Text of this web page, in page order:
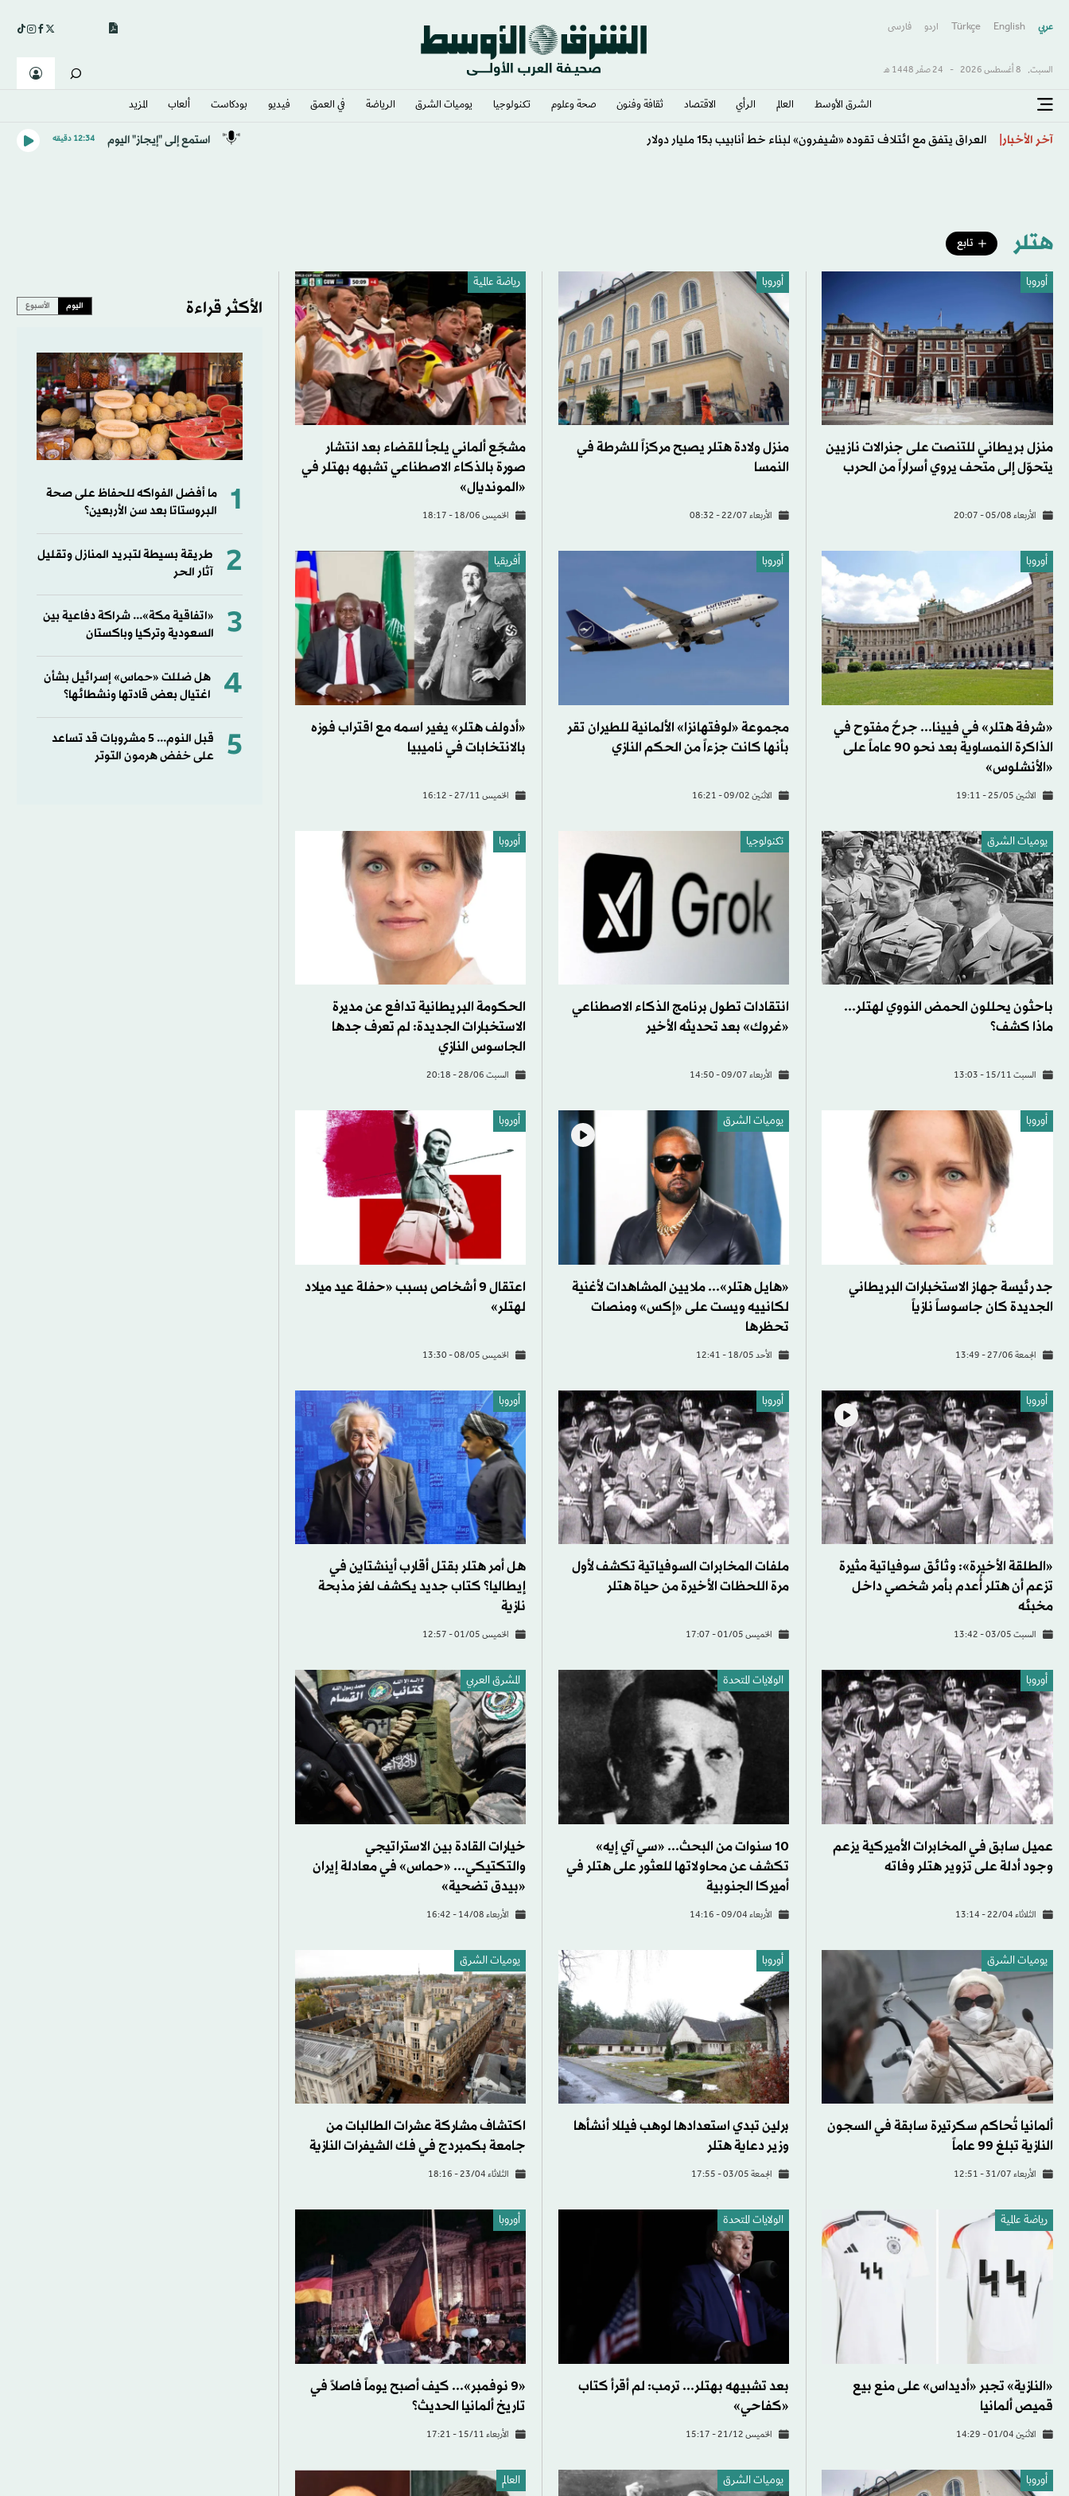
عربي English
Türkçe اردو فارسى
السبت, 8 أغسطس 2026 - 24 صفَر 1448 هـ
الشرق الأوسط​ العالم الرأي الاقتصاد ثقافة وفنون صحة وعلوم تكنولوجيا يوميات الشرق​ الرياضة في العمق فيديو بودكاست ألعاب المزيد
آخر الأخبار عراقجي: إعادة فتح مضيق هرمز تعتمد على شروط مثل التعويض عن الانتهاكات الأميركية استمع إلى "إيجاز" اليوم 12:34 دقيقه
هتلر تابع
أوروبا
منزل بريطاني للتنصت على جنرالات نازيين
يتحوّل إلى متحف يروي أسراراً من الحرب
الأربعاء 05/08 - 20:07
أوروبا
منزل ولادة هتلر يصبح مركزاً للشرطة في
النمسا
الأربعاء 22/07 - 08:32
رياضة عالمية
مشجّع ألماني يلجأ للقضاء بعد انتشار
صورة بالذكاء الاصطناعي تشبهه بهتلر في
«المونديال»
الخميس 18/06 - 18:17
أوروبا
«شرفة هتلر» في فيينا... جرحٌ مفتوح في
الذاكرة النمساوية بعد نحو 90 عاماً على
«الأنشلوس»
الاثنين 25/05 - 19:11
أوروبا
مجموعة «لوفتهانزا» الألمانية للطيران تقر
بأنها كانت جزءاً من الحكم النازي
الاثنين 09/02 - 16:21
أفريقيا
«أدولف هتلر» يغير اسمه مع اقتراب فوزه
بالانتخابات في ناميبيا
الخميس 27/11 - 16:12
يوميات الشرق
باحثون يحللون الحمض النووي لهتلر...
ماذا كشف؟
السبت 15/11 - 13:03
تكنولوجيا
انتقادات تطول برنامج الذكاء الاصطناعي
«غروك» بعد تحديثه الأخير
الأربعاء 09/07 - 14:50
أوروبا
الحكومة البريطانية تدافع عن مديرة
الاستخبارات الجديدة: لم تعرف جدها
الجاسوس النازي
السبت 28/06 - 20:18
أوروبا
جد رئيسة جهاز الاستخبارات البريطاني
الجديدة كان جاسوساً نازياً
الجمعة 27/06 - 13:49
يوميات الشرق
«هايل هتلر»... ملايين المشاهدات لأغنية
لكانييه ويست على «إكس» ومنصات
تحظرها
الأحد 18/05 - 12:41
أوروبا
اعتقال 9 أشخاص بسبب «حفلة عيد ميلاد
لهتلر»
الخميس 08/05 - 13:30
أوروبا
«الطلقة الأخيرة»: وثائق سوفياتية مثيرة
تزعم أن هتلر أُعدم بأمر شخصي داخل
مخبئه
السبت 03/05 - 13:42
أوروبا
ملفات المخابرات السوفياتية تكشف لأول
مرة اللحظات الأخيرة من حياة هتلر
الخميس 01/05 - 17:07
أوروبا
هل أمر هتلر بقتل أقارب أينشتاين في
إيطاليا؟ كتاب جديد يكشف لغز مذبحة
نازية
الخميس 01/05 - 12:57
أوروبا
عميل سابق في المخابرات الأميركية يزعم
وجود أدلة على تزوير هتلر وفاته
الثلاثاء 22/04 - 13:14
الولايات المتحدة​
10 سنوات من البحث... «سي آي إيه»
تكشف عن محاولاتها للعثور على هتلر في
أميركا الجنوبية
الأربعاء 09/04 - 14:16
المشرق العربي
خيارات القادة بين الاستراتيجي
والتكتيكي... «حماس» في معادلة إيران
«بيدق تضحية»
الأربعاء 14/08 - 16:42
يوميات الشرق
ألمانيا تُحاكم سكرتيرة سابقة في السجون
النازية تبلغ 99 عاماً
الأربعاء 31/07 - 12:51
أوروبا
برلين تبدي استعدادها لوهب فيللا أنشأها
وزير دعاية هتلر
الجمعة 03/05 - 17:55
يوميات الشرق
اكتشاف مشاركة عشرات الطالبات من
جامعة بكمبردج في فك الشيفرات النازية
الثلاثاء 23/04 - 18:16
رياضة عالمية
«النازية» تجبر «أديداس» على منع بيع
قميص ألمانيا
الاثنين 01/04 - 14:29
الولايات المتحدة​
بعد تشبيهه بهتلر... ترمب: لم أقرأ كتاب
«كفاحي»
الخميس 21/12 - 15:17
أوروبا
«9 نوفمبر»... كيف أصبح يوماً فاصلاً في
تاريخ ألمانيا الحديث؟
الأربعاء 15/11 - 17:21
أوروبا يوميات الشرق العالم
الأكثر قراءة اليوم الأسبوع
1
ما أفضل الفواكه للحفاظ على صحة
البروستاتا بعد سن الأربعين؟
2
طريقة بسيطة لتبريد المنازل وتقليل
آثار الحر
3
«اتفاقية مكة»... شراكة دفاعية بين
السعودية وتركيا وباكستان
4
هل ضللت «حماس» إسرائيل بشأن
اغتيال بعض قادتها ونشطائها؟
5
قبل النوم... 5 مشروبات قد تساعد
على خفض هرمون التوتر